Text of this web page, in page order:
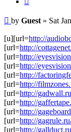
Post
by Guest » Sat
[u][url=http://
[url=http://
[url=http://
[url=http://
[url=http://
[url=http://
[url=http://
[url=http://
[url=http://
[url=http://
[url=http://